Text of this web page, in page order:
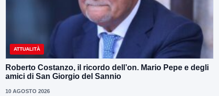
ATTUALITÀ
Roberto Costanzo, il ricordo dell’on. Mario Pepe e degli
amici di San Giorgio del Sannio
10 AGOSTO 2026